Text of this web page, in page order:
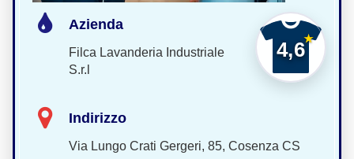
4,6
Azienda
Filca Lavanderia Industriale
S.r.l
Indirizzo
Via Lungo Crati Gergeri, 85, Cosenza CS